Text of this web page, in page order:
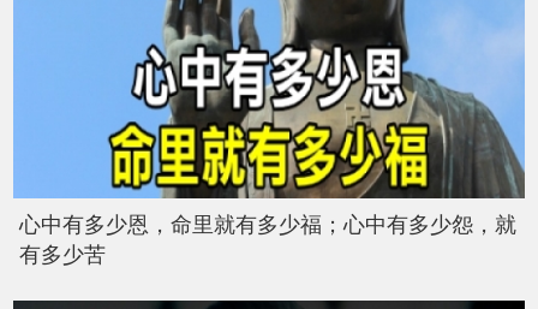
心中有多少恩，命里就有多少福；心中有多少怨，就
有多少苦